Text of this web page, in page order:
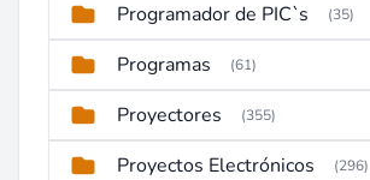
Programador de PIC`s (35)
Programas (61)
Proyectores (355)
Proyectos Electrónicos (296)